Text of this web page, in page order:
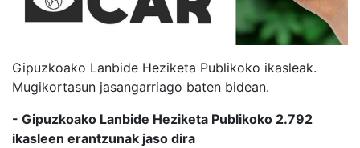
Gipuzkoako Lanbide Heziketa Publikoko ikasleak.
Mugikortasun jasangarriago baten bidean.
- Gipuzkoako Lanbide Heziketa Publikoko 2.792
ikasleen erantzunak jaso dira